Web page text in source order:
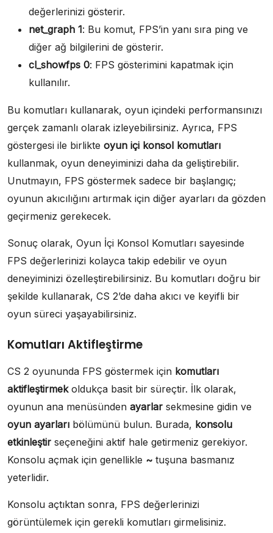
değerlerinizi gösterir.
net_graph 1: Bu komut, FPS’in yanı sıra ping ve
diğer ağ bilgilerini de gösterir.
cl_showfps 0: FPS gösterimini kapatmak için
kullanılır.
Bu komutları kullanarak, oyun içindeki performansınızı
gerçek zamanlı olarak izleyebilirsiniz. Ayrıca, FPS
göstergesi ile birlikte oyun içi konsol komutları
kullanmak, oyun deneyiminizi daha da geliştirebilir.
Unutmayın, FPS göstermek sadece bir başlangıç;
oyunun akıcılığını artırmak için diğer ayarları da gözden
geçirmeniz gerekecek.
Sonuç olarak, Oyun İçi Konsol Komutları sayesinde
FPS değerlerinizi kolayca takip edebilir ve oyun
deneyiminizi özelleştirebilirsiniz. Bu komutları doğru bir
şekilde kullanarak, CS 2’de daha akıcı ve keyifli bir
oyun süreci yaşayabilirsiniz.
Komutları Aktifleştirme
CS 2 oyununda FPS göstermek için komutları
aktifleştirmekoldukça basit bir süreçtir. İlk olarak,
oyunun ana menüsünden ayarlar sekmesine gidin ve
oyun ayarları bölümünü bulun. Burada, konsolu
etkinleştir seçeneğini aktif hale getirmeniz gerekiyor.
Konsolu açmak için genellikle ~ tuşuna basmanız
yeterlidir.
Konsolu açtıktan sonra, FPS değerlerinizi
görüntülemek için gerekli komutları girmelisiniz.